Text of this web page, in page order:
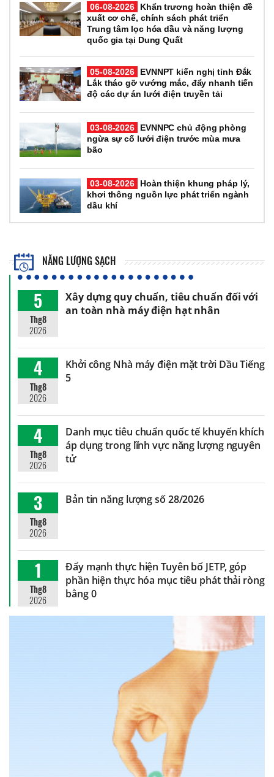
06-08-2026
Khẩn trương hoàn thiện đề
xuất cơ chế, chính sách phát triển
Trung tâm lọc hóa dầu và năng lượng
quốc gia tại Dung Quất
05-08-2026
EVNNPT kiến nghị tỉnh Đắk
Lắk tháo gỡ vướng mắc, đẩy nhanh tiến
độ các dự án lưới điện truyền tải
03-08-2026
EVNNPC chủ động phòng
ngừa sự cố lưới điện trước mùa mưa
bão
03-08-2026
Hoàn thiện khung pháp lý,
khơi thông nguồn lực phát triển ngành
dầu khí
NĂNG LƯỢNG SẠCH
5
Thg8
2026
Xây dựng quy chuẩn, tiêu chuẩn đối với
an toàn nhà máy điện hạt nhân
4
Thg8
2026
Khởi công Nhà máy điện mặt trời Dầu Tiếng
5
4
Thg8
2026
Danh mục tiêu chuẩn quốc tế khuyến khích
áp dụng trong lĩnh vực năng lượng nguyên
tử
3
Thg8
2026
Bản tin năng lượng số 28/2026
1
Thg8
2026
Đẩy mạnh thực hiện Tuyên bố JETP, góp
phần hiện thực hóa mục tiêu phát thải ròng
bằng 0